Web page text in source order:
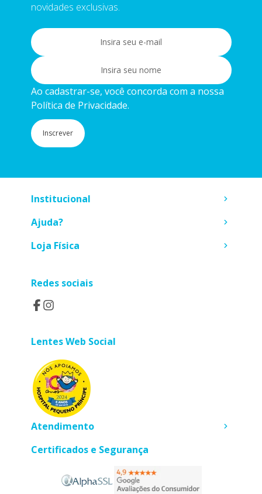
novidades exclusivas.
Ao cadastrar-se, você concorda com a nossa
Política de Privacidade.
Inscrever
Institucional
Ajuda?
Loja Física
Redes sociais
Lentes Web Social
Atendimento
Certificados e Segurança